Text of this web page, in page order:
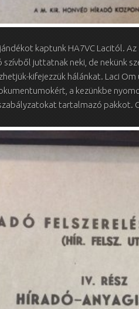
kaptunk HA7VC Lacitól.
szívből juttatnak neki, de nekünk
kifejezzük hálánkat. Laci
a kezünkbe
tartalmazó pakkot.